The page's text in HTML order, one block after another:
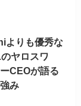
よりも優秀な
ヤロスワ
CEOが語る
み